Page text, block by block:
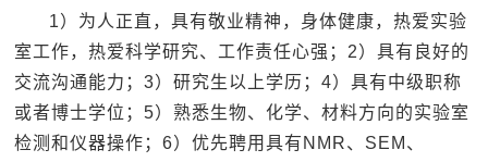
1）为人正直，具有敬业精神，身体健康，热爱实验
室工作，热爱科学研究、工作责任心强；2）具有良好的
交流沟通能力；3）研究生以上学历；4）具有中级职称
或者博士学位；5）熟悉生物、化学、材料方向的实验室
检测和仪器操作；6）优先聘用具有NMR、SEM、